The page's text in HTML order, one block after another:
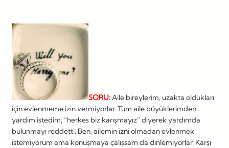
SORU:Aile bireylerim, uzakta oldukları
için evlenmeme izin vermiyorlar. Tüm aile büyüklerimden
yardım istedim, “herkes biz karışmayız” diyerek yardımda
bulunmayı reddetti. Ben, ailemin izni olmadan evlenmek
istemiyorum ama konuşmaya çalışsam da dinlemiyorlar. Karşı